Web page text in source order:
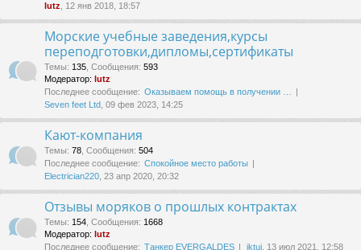
lutz , 12 янв 2018, 18:57
Морские учебные заведения,курсы
переподготовки,дипломы,сертификаты
Темы: 135 Сообщения: 593
Модератор: lutz
Последнее сообщение: Оказываем помощь в получении …
Seven feet Ltd , 09 фев 2023, 14:25
Кают-компания
Темы: 78 Сообщения: 504
Последнее сообщение: Спокойное место работы
Electrician220 , 23 апр 2020, 20:32
Отзывы моряков о прошлых контрактах
Темы: 154 Сообщения: 1668
Модератор: lutz
Последнее сообщение: Танкер EVERGALDES jktuj , 13 июл 2021, 12:58